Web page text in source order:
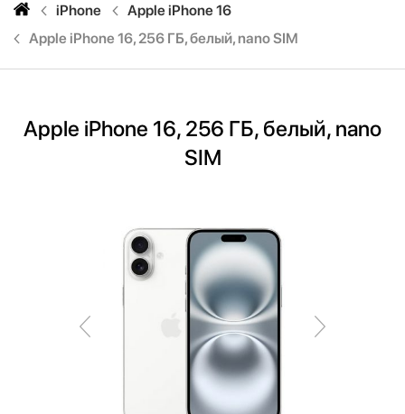
iPhone
Apple iPhone 16
Apple iPhone 16, 256 ГБ, белый, nano SIM
Apple iPhone 16, 256 ГБ, белый, nano
SIM